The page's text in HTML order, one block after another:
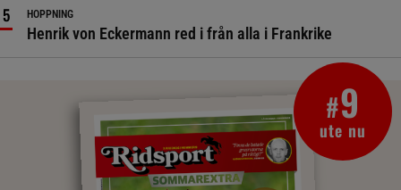
HOPPNING
Henrik von Eckermann red i från alla i Frankrike
#9
ute nu